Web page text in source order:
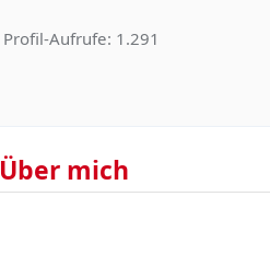
Profil-Aufrufe 1.291
Über mich